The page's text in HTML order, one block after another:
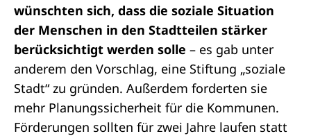
wünschten sich, dass die soziale Situation
der Menschen in den Stadtteilen stärker
berücksichtigt werden solle – es gab unter
anderem den Vorschlag, eine Stiftung „soziale
Stadt“ zu gründen. Außerdem forderten sie
mehr Planungssicherheit für die Kommunen.
Förderungen sollten für zwei Jahre laufen statt